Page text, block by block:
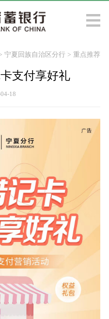
宁夏回族自治区分行> 重点推荐
支付享好礼
18